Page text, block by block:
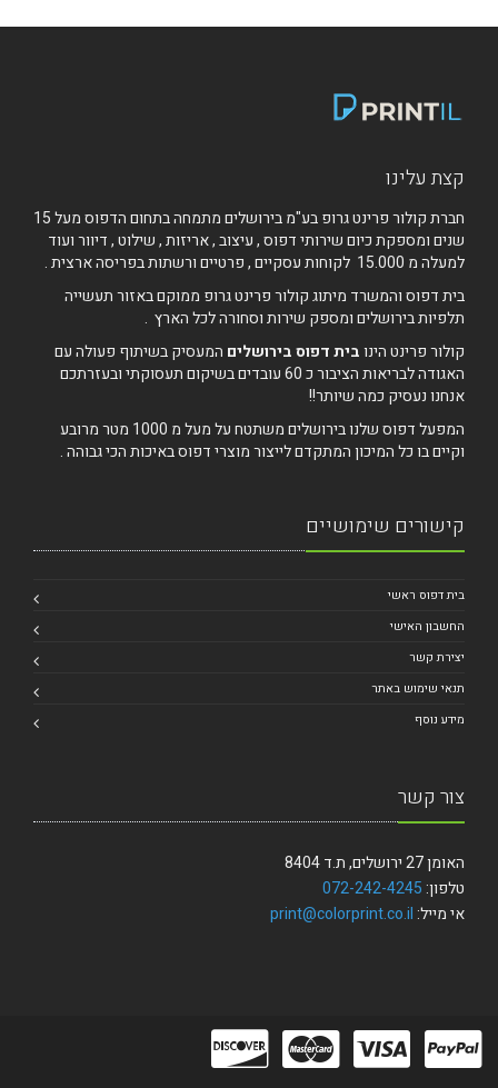
קצת עלינו
חברת קולור פרינט גרופ בע"מ בירושלים מתמחה בתחום הדפוס מעל 15
שנים ומספקת כיום שירותי דפוס , עיצוב , אריזות , שילוט , דיוור ועוד
למעלה מ 15.000 לקוחות עסקיים , פרטיים ורשתות בפריסה ארצית .
בית דפוס והמשרד מיתוג קולור פרינט גרופ ממוקם באזור תעשייה
תלפיות בירושלים ומספק שירות וסחורה לכל הארץ .
קולור פרינט הינובית דפוס בירושלים המעסיק בשיתוף פעולה עם
האגודה לבריאות הציבור כ 60 עובדים בשיקום תעסוקתי ובעזרתכם
אנחנו נעסיק כמה שיותר!!
המפעל דפוס שלנו בירושלים משתטח על מעל מ 1000 מטר מרובע
וקיים בו כל המיכון המתקדם לייצור מוצרי דפוס באיכות הכי גבוהה .
קישורים שימושיים
בית דפוס ראשי
החשבון האישי
יצירת קשר
תנאי שימוש באתר
מידע נוסף
צור קשר
האומן 27 ירושלים, ת.ד 8404
טלפון:072-242-4245
אי מייל:print@colorprint.co.il